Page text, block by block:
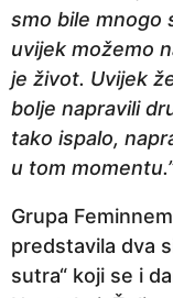
smo bile mnogo
uvijek možemo
je život. Uvijek
bolje napravili
tako ispalo,
u tom
Grupa
predstavila dva
sutra“ koji se i